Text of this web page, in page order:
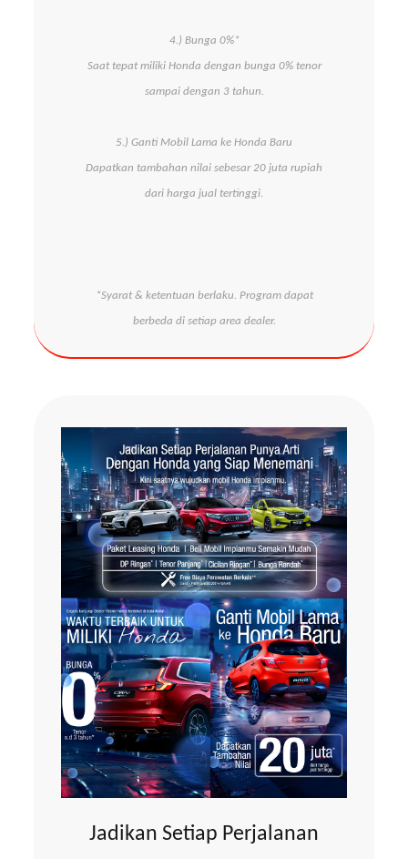
4.) Bunga 0%*
Saat tepat miliki Honda dengan bunga 0% tenor
sampai dengan 3 tahun.
5.) Ganti Mobil Lama ke Honda Baru
Dapatkan tambahan nilai sebesar 20 juta rupiah
dari harga jual tertinggi.
*Syarat & ketentuan berlaku. Program dapat
berbeda di setiap area dealer.
Jadikan Setiap Perjalanan